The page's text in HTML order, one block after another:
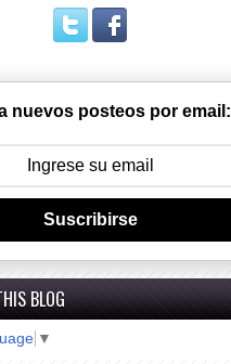
nuevos posteos por email:
Suscribirse
BLOG
▼